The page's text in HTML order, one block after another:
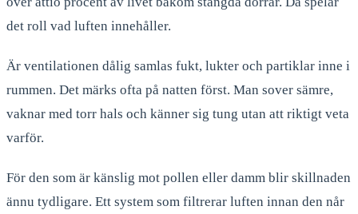
det roll vad luften innehåller.
Är ventilationen dålig samlas fukt, lukter och partiklar inne i
rummen. Det märks ofta på natten först. Man sover sämre,
vaknar med torr hals och känner sig tung utan att riktigt veta
varför.
För den som är känslig mot pollen eller damm blir skillnaden
ännu tydligare. Ett system som filtrerar luften innan den når